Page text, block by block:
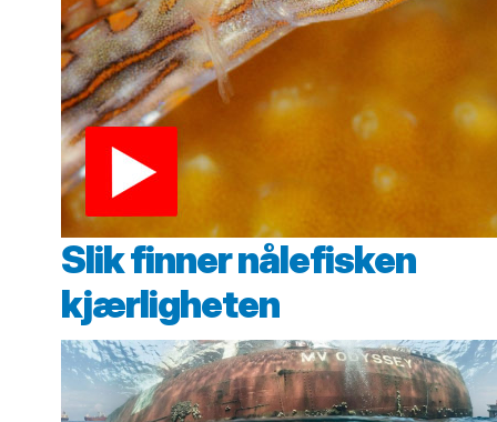
Slik finner nålefisken
kjærligheten